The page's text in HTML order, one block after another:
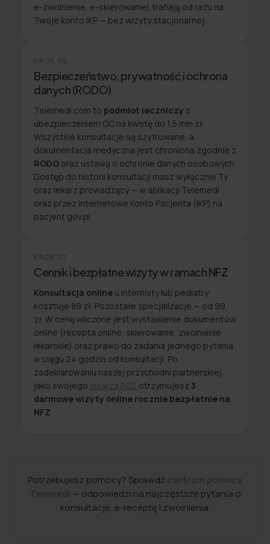
e-zwolnienie, e-skierowanie) trafiają od razu na
Twoje konto IKP — bez wizyty stacjonarnej.
KROK 06
Bezpieczeństwo, prywatność i ochrona
danych (RODO)
Telemedi.com to podmiot leczniczy z
ubezpieczeniem OC na kwotę do 1,5 mln zł.
Wszystkie konsultacje są szyfrowane, a
dokumentacja medyczna jest chroniona zgodnie z
RODO oraz ustawą o ochronie danych osobowych.
Dostęp do historii konsultacji masz wyłącznie Ty
oraz lekarz prowadzący — w aplikacji Telemedi
oraz przez Internetowe Konto Pacjenta (IKP) na
pacjent.gov.pl.
KROK 07
Cennik i bezpłatne wizyty w ramach NFZ
Konsultacja online u internisty lub pediatry
kosztuje 89 zł. Pozostałe specjalizacje — od 99
zł. W cenę wliczone jest wystawienie dokumentów
online (recepta online, skierowanie, zwolnienie
lekarskie) oraz prawo do zadania jednego pytania
w ciągu 24 godzin od konsultacji. Po
zadeklarowaniu naszej przychodni partnerskiej
jako swojego lekarza POZ otrzymujesz 3
darmowe wizyty online rocznie bezpłatnie na
NFZ
Potrzebujesz pomocy? Sprawdź centrum pomocy
Telemedi — odpowiedzi na najczęstsze pytania o
konsultacje, e-receptę i zwolnienia.